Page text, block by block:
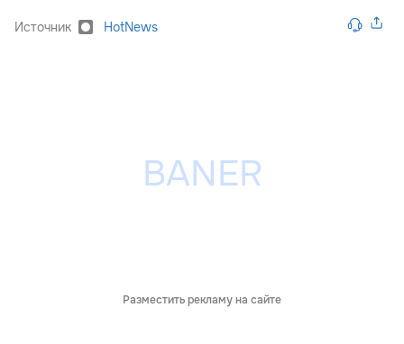
Источник HotNews
Разместить рекламу на сайте